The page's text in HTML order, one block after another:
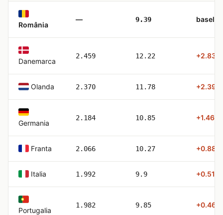
România
— 9.39
Danemarca
2.459 12.22 +2.83
Olanda 2.370 11.78 +2.39
Germania
2.184 10.85 +1.46
Franta 2.066 10.27 +0.88
Italia 1.992 9.9 +0.51
Portugalia
1.982 9.85 +0.46